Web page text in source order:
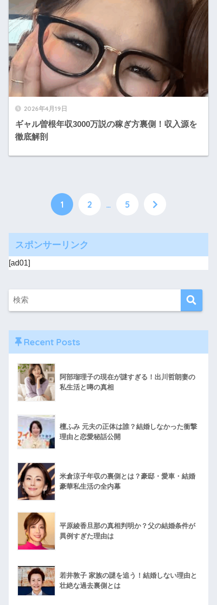
2026年4月19日
ギャル曽根年収3000万説の稼ぎ方裏側！収入源を
徹底解剖
1 2 … 5
スポンサーリンク
[ad01]
Recent Posts
阿部瑠理子の現在が謎すぎる！出川哲朗妻の
私生活と噂の真相
檀ふみ 元夫の正体は誰？結婚しなかった衝撃
理由と恋愛秘話公開
米倉涼子年収の裏側とは？豪邸・愛車・結婚
豪華私生活の全内幕
平原綾香旦那の真相判明か？父の結婚条件が
異例すぎた理由は
若井敦子 家族の謎を追う！結婚しない理由と
壮絶な過去裏側とは